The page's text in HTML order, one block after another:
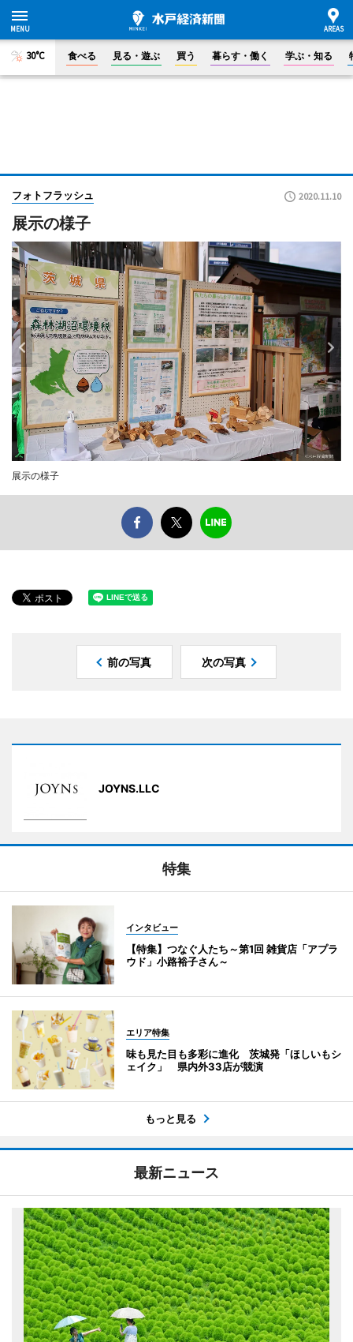
30°C 食べる 見る・遊ぶ 買う 暮らす・働く 学ぶ・知る
フォトフラッシュ 2020.11.10
展示の様子
展示の様子
前の写真 次の写真
JOYNS.LLC
特集
インタビュー
【特集】つなぐ人たち～第1回 雑貨店「アプラ
ウド」小路裕子さん～
エリア特集
味も見た目も多彩に進化 茨城発「ほしいもシ
ェイク」 県内外33店が競演
もっと見る
最新ニュース